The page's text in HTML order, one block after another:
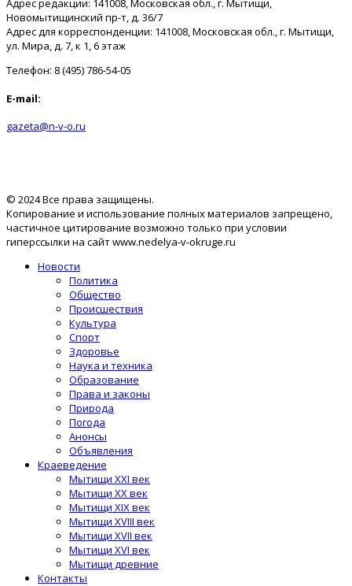
Адрес редакции: 141008, Московская обл., г. Мытищи,
Новомытищинский пр-т, д. 36/7
Адрес для корреспонденции: 141008, Московская обл., г. Мытищи,
ул. Мира, д. 7, к 1, 6 этаж
Телефон: 8 (495) 786-54-05
E-mail:
gazeta@n-v-o.ru
© 2024 Все права защищены.
Копирование и использование полных материалов запрещено,
частичное цитирование возможно только при условии
гиперссылки на сайт www.nedelya-v-okruge.ru
Новости
Политика
Общество
Происшествия
Культура
Спорт
Здоровье
Наука и техника
Образование
Права и законы
Природа
Погода
Анонсы
Объявления
Краеведение
Мытищи XXI век
Мытищи XX век
Мытищи XIX век
Мытищи XVIII век
Мытищи XVII век
Мытищи XVI век
Мытищи древние
Контакты